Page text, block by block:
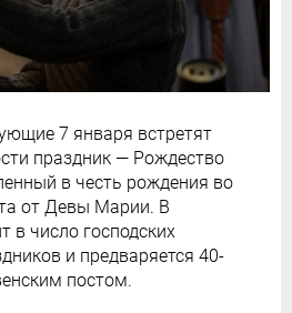
7 января встретят
праздник — Рождество
в честь рождения во
от Девы Марии. В
в число господских
и предваряется 40-
постом.